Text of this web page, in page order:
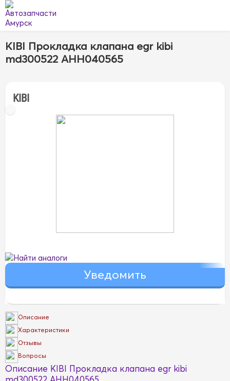
KIBI Прокладка клапана egr kibi
md300522 AHH040565
KIBI
Найти аналоги
Описание
Характеристики
Отзывы
Вопросы
Описание KIBI Прокладка клапана egr kibi